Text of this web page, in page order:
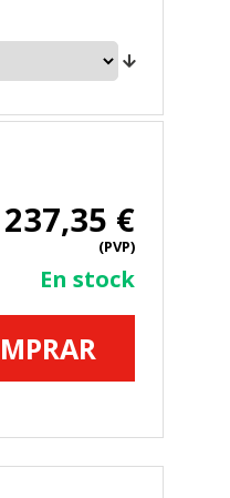
237,35 €
(PVP)
En stock